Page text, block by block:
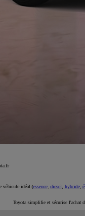
véhicule idéal (essence, diesel hybride,
Toyota simplifie et sécurise l'achat